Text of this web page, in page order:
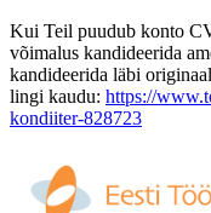
Kui Teil puudub konto
võimalus kandideerida
kandideerida läbi
lingi kaudu: https://
kondiiter-828723